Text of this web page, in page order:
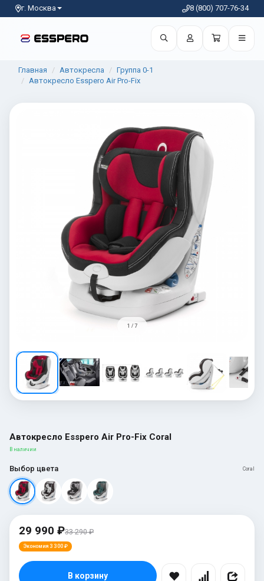
г. Москва 8 (800) 707-76-34
Главная Автокресла
Группа 0-1
Автокресло Esspero Air Pro-Fix
1 / 7
Автокресло Esspero Air Pro-Fix Coral
В наличии
Выбор цвета Coral
29 990 ₽33 290 ₽
Экономия 3 300 ₽
В корзину